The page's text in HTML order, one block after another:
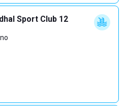
Sport Club 12